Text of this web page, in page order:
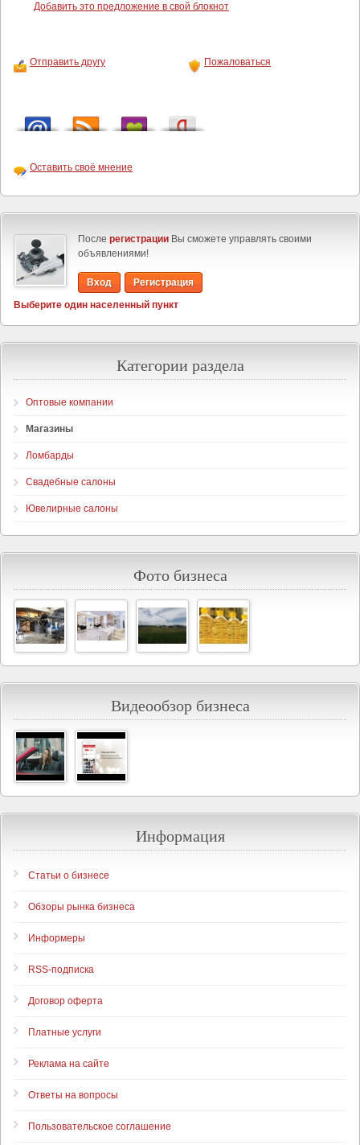
Добавить это предложение в свой блокнот
Отправить другу Пожаловаться
Оставить своё мнение
После регистрации Вы сможете управлять своими
объявлениями!
Вход
Регистрация
Выберите один населенный пункт
Категории раздела
Оптовые компании
Магазины
Ломбарды
Свадебные салоны
Ювелирные салоны
Фото бизнеса
Видеообзор бизнеса
Информация
Статьи о бизнесе
Обзоры рынка бизнеса
Информеры
RSS-подписка
Договор оферта
Платные услуги
Реклама на сайте
Ответы на вопросы
Пользовательское соглашение